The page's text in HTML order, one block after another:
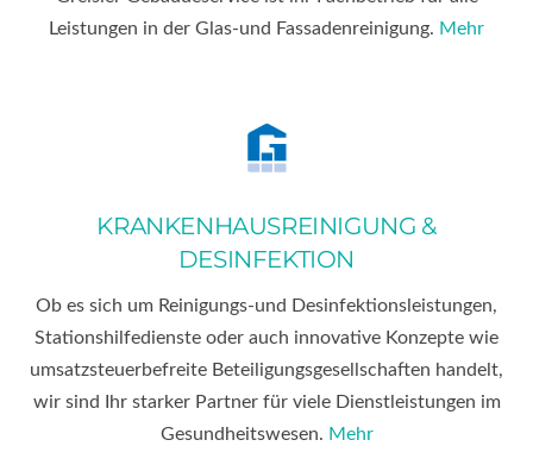
Leistungen in der Glas-und Fassadenreinigung. Mehr
KRANKENHAUSREINIGUNG &
DESINFEKTION
Ob es sich um Reinigungs-und Desinfektionsleistungen,
Stationshilfedienste oder auch innovative Konzepte wie
umsatzsteuerbefreite Beteiligungsgesellschaften handelt,
wir sind Ihr starker Partner für viele Dienstleistungen im
Gesundheitswesen. Mehr